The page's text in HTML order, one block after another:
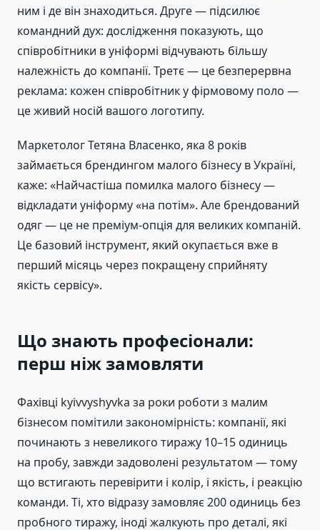
ним і де він знаходиться. Друге — підсилює
командний дух: дослідження показують, що
співробітники в уніформі відчувають більшу
належність до компанії. Третє — це безперервна
реклама: кожен співробітник у фірмовому поло —
це живий носій вашого логотипу.
Маркетолог Тетяна Власенко, яка 8 років
займається брендингом малого бізнесу в Україні,
каже: «Найчастіша помилка малого бізнесу —
відкладати уніформу «на потім». Але брендований
одяг — це не преміум-опція для великих компаній.
Це базовий інструмент, який окупається вже в
перший місяць через покращену сприйняту
якість сервісу».
Що знають професіонали:
перш ніж замовляти
Фахівці kyivvyshyvka за роки роботи з малим
бізнесом помітили закономірність: компанії, які
починають з невеликого тиражу 10–15 одиниць
на пробу, завжди задоволені результатом — тому
що встигають перевірити і колір, і якість, і реакцію
команди. Ті, хто відразу замовляє 200 одиниць без
пробного тиражу, іноді жалкують про деталі, які